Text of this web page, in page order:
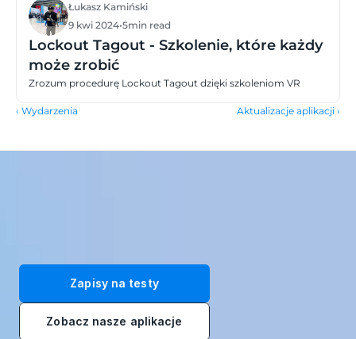
Łukasz Kamiński
9 kwi 2024•5min read
Lockout Tagout - Szkolenie, które każdy
może zrobić
Zrozum procedurę Lockout Tagout dzięki szkoleniom VR
‹ Wydarzenia Aktualizacje aplikacji ›
Zapisy na testy
Zobacz nasze aplikacje